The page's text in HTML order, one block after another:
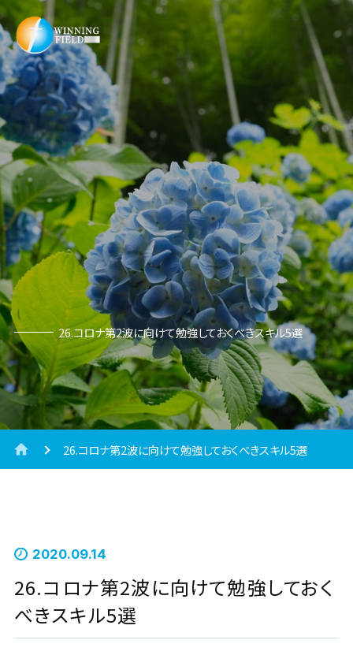
26.コロナ第2波に向けて勉強しておくべきスキル5選
26.コロナ第2波に向けて勉強しておくべきスキル5選
2020.09.14
26.コロナ第2波に向けて勉強しておく
べきスキル5選